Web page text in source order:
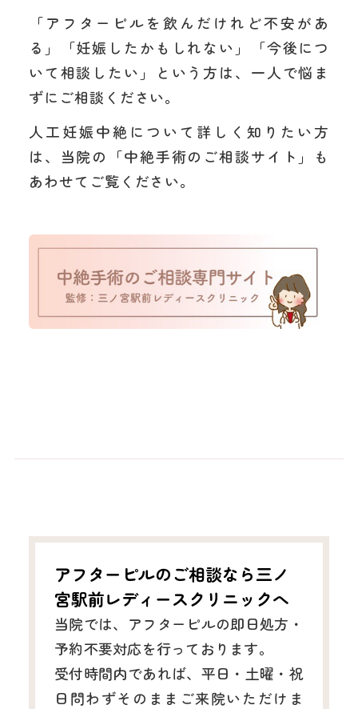
「アフターピルを飲んだけれど不安があ
る」「妊娠したかもしれない」「今後につ
いて相談したい」という方は、一人で悩ま
ずにご相談ください。
人工妊娠中絶について詳しく知りたい方
は、当院の「中絶手術のご相談サイト」も
あわせてご覧ください。
アフターピルのご相談なら三ノ
宮駅前レディースクリニックへ
当院では、アフターピルの即日処方・
予約不要対応を行っております。
受付時間内であれば、平日・土曜・祝
日問わずそのままご来院いただけま